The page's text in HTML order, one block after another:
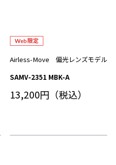
Airless-Move 偏光レンズモデル
SAMV-2351 MBK-A
13,200円（税込）